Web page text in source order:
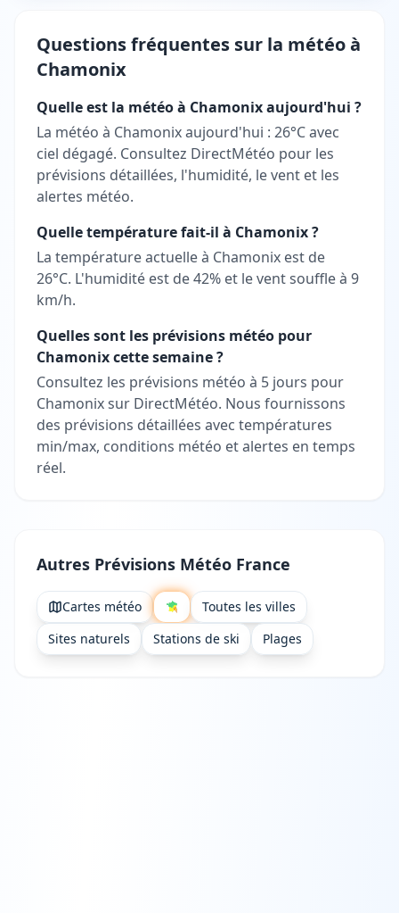
Questions fréquentes sur la météo à
Chamonix
Quelle est la météo à Chamonix aujourd'hui ?
La météo à Chamonix aujourd'hui : 26°C avec
ciel dégagé. Consultez DirectMétéo pour les
prévisions détaillées, l'humidité, le vent et les
alertes météo.
Quelle température fait-il à Chamonix ?
La température actuelle à Chamonix est de
26°C. L'humidité est de 42% et le vent souffle à 9
km/h.
Quelles sont les prévisions météo pour
Chamonix cette semaine ?
Consultez les prévisions météo à 5 jours pour
Chamonix sur DirectMétéo. Nous fournissons
des prévisions détaillées avec températures
min/max, conditions météo et alertes en temps
réel.
Autres Prévisions Météo France
Cartes météo
Toutes les villes
Sites naturels
Stations de ski Plages